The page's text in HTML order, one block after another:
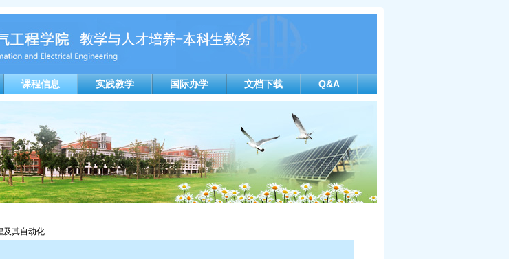
课程信息 实践教学 国际办学 文档下载 Q&A
及其自动化